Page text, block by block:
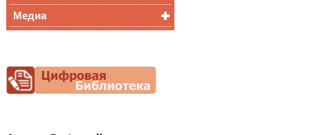
Снижение
документационной
нагрузки
Медиа